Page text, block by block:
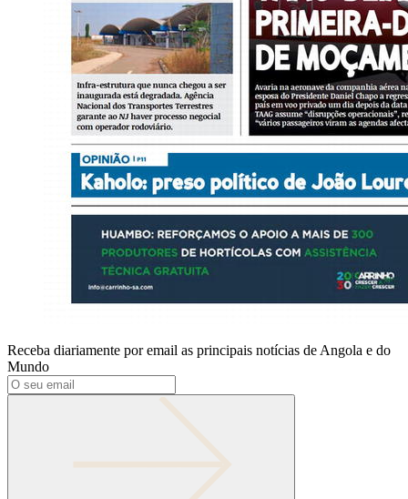
Receba diariamente por email as principais notícias de Angola e do
Mundo